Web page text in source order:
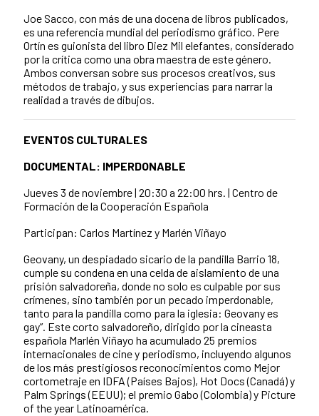
Joe Sacco, con más de una docena de libros publicados,
es una referencia mundial del periodismo gráfico. Pere
Ortín es guionista del libro Diez Mil elefantes, considerado
por la crítica como una obra maestra de este género.
Ambos conversan sobre sus procesos creativos, sus
métodos de trabajo, y sus experiencias para narrar la
realidad a través de dibujos.
EVENTOS CULTURALES
DOCUMENTAL: IMPERDONABLE
Jueves 3 de noviembre | 20:30 a 22:00 hrs. | Centro de
Formación de la Cooperación Española
Participan: Carlos Martínez y Marlén Viñayo
Geovany, un despiadado sicario de la pandilla Barrio 18,
cumple su condena en una celda de aislamiento de una
prisión salvadoreña, donde no solo es culpable por sus
crímenes, sino también por un pecado imperdonable,
tanto para la pandilla como para la iglesia: Geovany es
gay”. Este corto salvadoreño, dirigido por la cineasta
española Marlén Viñayo ha acumulado 25 premios
internacionales de cine y periodismo, incluyendo algunos
de los más prestigiosos reconocimientos como Mejor
cortometraje en IDFA (Países Bajos), Hot Docs (Canadá) y
Palm Springs (EEUU); el premio Gabo (Colombia) y Picture
of the year Latinoamérica.